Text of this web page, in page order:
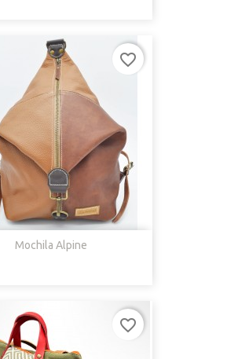
Mochila Alpine
favorite_border
favorite_border